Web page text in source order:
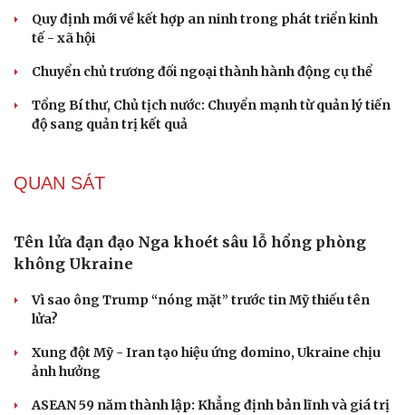
Quy định mới về kết hợp an ninh trong phát triển kinh
tế - xã hội
Chuyển chủ trương đối ngoại thành hành động cụ thể
Tổng Bí thư, Chủ tịch nước: Chuyển mạnh từ quản lý tiến
độ sang quản trị kết quả
QUAN SÁT
Tên lửa đạn đạo Nga khoét sâu lỗ hổng phòng
không Ukraine
Vì sao ông Trump “nóng mặt” trước tin Mỹ thiếu tên
lửa?
Xung đột Mỹ - Iran tạo hiệu ứng domino, Ukraine chịu
ảnh hưởng
ASEAN 59 năm thành lập: Khẳng định bản lĩnh và giá trị